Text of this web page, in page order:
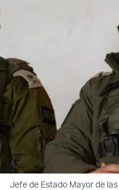
Jefe de Estado Mayor de